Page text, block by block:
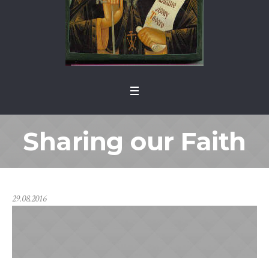
Sharing our Faith
29.08.2016